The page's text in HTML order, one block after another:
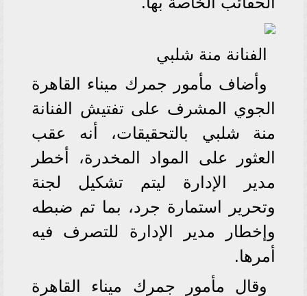
الفنانة منة شلبي
وأضاف مأمور جمرك ميناء القاهرة
الجوي المشرف على تفتيش الفنانة
منة شلبي بالتحقيقات، أنه عقب
العثور على المواد المخدرة، أخطر
مدير الإدارة ليتم تشكيل لجنة
وتحرير استمارة جرد، بما تم ضبطه
وإخطار مدير الإدارة للتصرف فيه
أمرها.
وقال مأمور جمرك ميناء القاهرة